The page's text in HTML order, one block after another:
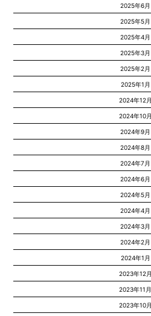
2025年6月
2025年5月
2025年4月
2025年3月
2025年2月
2025年1月
2024年12月
2024年10月
2024年9月
2024年8月
2024年7月
2024年6月
2024年5月
2024年4月
2024年3月
2024年2月
2024年1月
2023年12月
2023年11月
2023年10月